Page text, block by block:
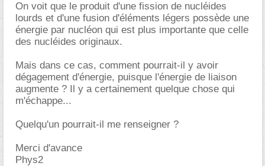
On voit que le produit d'une fission de nucléides
lourds et d'une fusion d'éléments légers possède une
énergie par nucléon qui est plus importante que celle
des nucléides originaux.
Mais dans ce cas, comment pourrait-il y avoir
dégagement d'énergie, puisque l'énergie de liaison
augmente ? Il y a certainement quelque chose qui
m'échappe...
Quelqu'un pourrait-il me renseigner ?
Merci d'avance
Phys2